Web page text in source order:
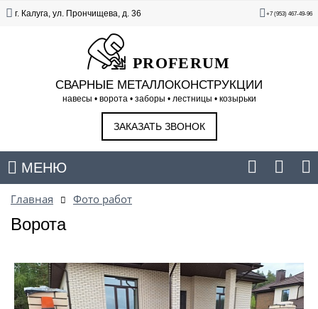
г. Калуга, ул. Прончищева, д. 36 +7 (953) 467-49-96
PROFERUM
СВАРНЫЕ МЕТАЛЛОКОНСТРУКЦИИ
навесы • ворота • заборы • лестницы • козырьки
ЗАКАЗАТЬ ЗВОНОК
МЕНЮ
Главная Фото работ
Ворота